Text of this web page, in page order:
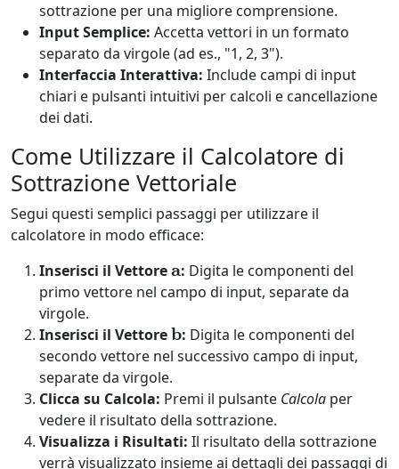
sottrazione per una migliore comprensione.
Input Semplice: Accetta vettori in un formato
separato da virgole (ad es., "1, 2, 3").
Interfaccia Interattiva: Include campi di input
chiari e pulsanti intuitivi per calcoli e cancellazione
dei dati.
Come Utilizzare il Calcolatore di
Sottrazione Vettoriale
Segui questi semplici passaggi per utilizzare il
calcolatore in modo efficace:
Inserisci il Vettore
: Digita le componenti del
primo vettore nel campo di input, separate da
virgole.
Inserisci il Vettore
b
: Digita le componenti del
secondo vettore nel successivo campo di input,
separate da virgole.
Clicca su Calcola: Premi il pulsante Calcola per
vedere il risultato della sottrazione.
Visualizza i Risultati: Il risultato della sottrazione
verrà visualizzato insieme ai dettagli dei passaggi di